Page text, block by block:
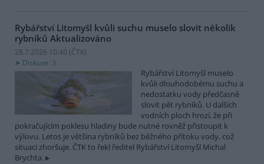
Rybářství Litomyšl kvůli suchu muselo slovit několik
rybníků Aktualizováno
28.7.2026 10:40 (ČTK)
Diskuse: 3
Rybářství Litomyšl muselo
kvůli dlouhodobému suchu a
nedostatku vody předčasně
slovit pět rybníků. U dalších
vodních ploch hrozí, že při
pokračujícím poklesu hladiny bude nutné rovněž přistoupit k
výlovu. Letos je většina rybníků bez běžného přítoku vody, což
situaci zhoršuje. ČTK to řekl ředitel Rybářství Litomyšl Michal
Brychta.